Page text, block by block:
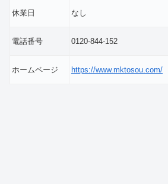
休業日 なし
電話番号 0120-844-152
ホームページ https://www.mktosou.com/